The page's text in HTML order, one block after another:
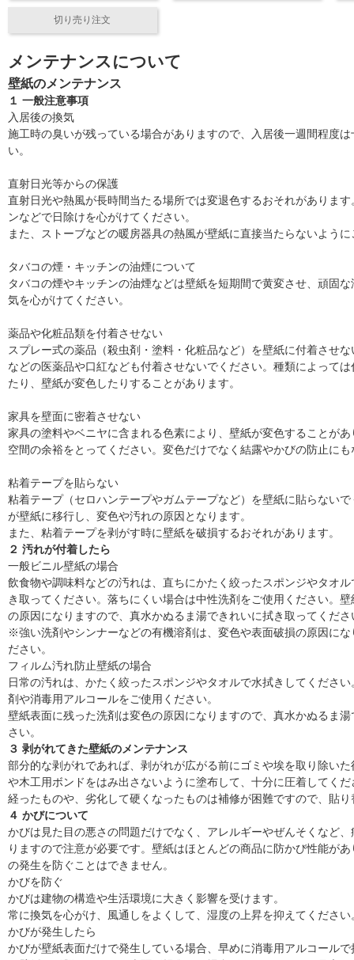
切り売り注文
メンテナンスについて
壁紙のメンテナンス
１ 一般注意事項
入居後の換気
施工時の臭いが残っている場合がありますので、入居後一週間程度
い。
直射日光等からの保護
直射日光や熱風が長時間当たる場所では変退色するおそれがありま
ンなどで日除けを心がけてください。
また、ストーブなどの暖房器具の熱風が壁紙に直接当たらないよう
タバコの煙・キッチンの油煙について
タバコの煙やキッチンの油煙などは壁紙を短期間で黄変させ、頑固
気を心がけてください。
薬品や化粧品類を付着させない
スプレー式の薬品（殺虫剤・塗料・化粧品など）を壁紙に付着させ
などの医薬品や口紅なども付着させないでください。種類によって
たり、壁紙が変色したりすることがあります。
家具を壁面に密着させない
家具の塗料やベニヤに含まれる色素により、壁紙が変色することが
空間の余裕をとってください。変色だけでなく結露やかびの防止に
粘着テープを貼らない
粘着テープ（セロハンテープやガムテープなど）を壁紙に貼らない
が壁紙に移行し、変色や汚れの原因となります。
また、粘着テープを剥がす時に壁紙を破損するおそれがあります。
２ 汚れが付着したら
一般ビニル壁紙の場合
飲食物や調味料などの汚れは、直ちにかたく絞ったスポンジやタオ
き取ってください。落ちにくい場合は中性洗剤をご使用ください。
の原因になりますので、真水かぬるま湯できれいに拭き取ってくださ
※強い洗剤やシンナーなどの有機溶剤は、変色や表面破損の原因に
ださい。
フィルム汚れ防止壁紙の場合
日常の汚れは、かたく絞ったスポンジやタオルで水拭きしてくださ
剤や消毒用アルコールをご使用ください。
壁紙表面に残った洗剤は変色の原因になりますので、真水かぬるま
さい。
３ 剥がれてきた壁紙のメンテナンス
部分的な剥がれであれば、剥がれが広がる前にゴミや埃を取り除い
や木工用ボンドをはみ出さないように塗布して、十分に圧着してく
経ったものや、劣化して硬くなったものは補修が困難ですので、貼
４ かびについて
かびは見た目の悪さの問題だけでなく、アレルギーやぜんそくなど
りますので注意が必要です。壁紙はほとんどの商品に防かび性能が
の発生を防ぐことはできません。
かびを防ぐ
かびは建物の構造や生活環境に大きく影響を受けます。
常に換気を心がけ、風通しをよくして、湿度の上昇を抑えてください
かびが発生したら
かびが壁紙表面だけで発生している場合、早めに消毒用アルコール